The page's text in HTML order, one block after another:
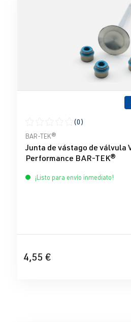
Calificación promedio de 0 de
(0)
BAR-TEK®
Junta de vástago de válvula
Performance BAR-TEK®
¡Listo para envío inmediato!
4,55 €